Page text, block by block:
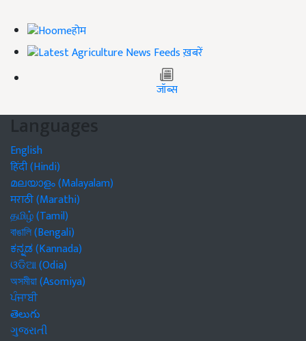
होम
ख़बरें
जॉब्स
Languages
English
हिंदी (Hindi)
മലയാളം (Malayalam)
मराठी (Marathi)
தமிழ் (Tamil)
বাঙালি (Bengali)
ಕನ್ನಡ (Kannada)
ଓଡିଆ (Odia)
অসমীয়া (Asomiya)
ਪੰਜਾਬੀ
తెలుగు
ગુજરાતી